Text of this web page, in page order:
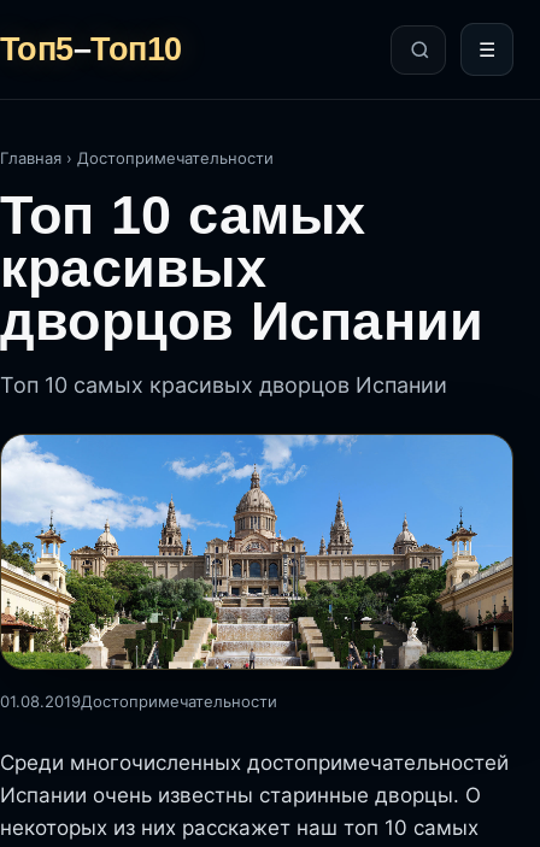
Топ5–Топ10 ☰
Главная › Достопримечательности
Топ 10 самых
красивых
дворцов Испании
Топ 10 самых красивых дворцов Испании
01.08.2019Достопримечательности
Среди многочисленных достопримечательностей
Испании очень известны старинные дворцы. О
некоторых из них расскажет наш топ 10 самых